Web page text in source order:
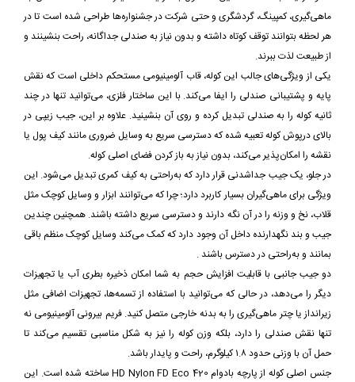
ماهی‌گیری، کمپینگ، گردشگری و حتی شرکت در جشنواره‌ها طراحی شده است تا در
هر لحظه بتوانند توقف کوتاه داشته و بدون نیاز به صندلی جداگانه، راحت بنشینند و
از طبیعت لذت ببرند.
یکی از ویژگی‌های جالب این کوله، قاب آلومینیومی مستحکم داخلی است که نقش
پایه و پشتیبانی صندلی را ایفا می‌کند. با این ساختار فلزی، می‌توانید تنها در چند
ثانیه کوله را به صندلی تبدیل کرده و روی آن بنشینید. علاوه بر این، جیب زیپی در
بالای درپوش کوله تعبیه شده که دسترسی سریع به وسایل ضروری مانند کیف پول یا
نقشه را امکان‌پذیر می‌کند، بدون نیاز به باز کردن فضای اصلی کوله.
در جلو، یک جیب جداشدنی قرار دارد که به‌راحتی به کیف کمری تبدیل می‌شود. این
ویژگی برای ماهی‌گیران بسیار کاربرد دارد؛ چرا که می‌توانند ابزار و وسایل کوچک مثل
قلاب، نخ و وزنه را در آن نگه دارند و دسترسی سریع داشته باشند. همچنین چندین
جیب و بند نگهدارنده داخل آن وجود دارد که کمک می‌کند وسایل کوچک منظم باقی
بمانند و به‌راحتی در دسترس باشند .
دو جیب جانبی با قابلیت افزایش حجم به شما امکان ذخیره بطری آب یا تجهیزات
دیگر را می‌دهد، در حالی که می‌توانید با استفاده از تسمه‌ها، تجهیزات اضافی مثل
زیرانداز یا چتر ماهی‌گیری را به بدنه خارجی متصل کنید. فریم بیرونی آلومینیومی نه
تنها نقش صندلی را دارد، بلکه وزن کوله را نیز به شکل مناسبی تقسیم می‌کند تا
حمل‌ آن با وزنی حدود ۱.۸ کیلوگرم، راحت و پایدار باشد.
جنس اصلی کوله از پارچه بادوام 420 HD Nylon FD Eco ساخته شده است. این